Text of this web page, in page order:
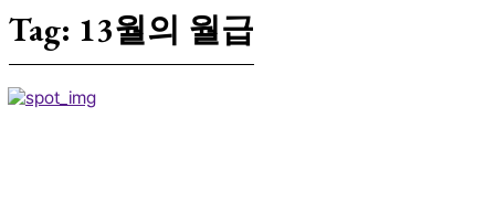
Tag: 13월의 월급